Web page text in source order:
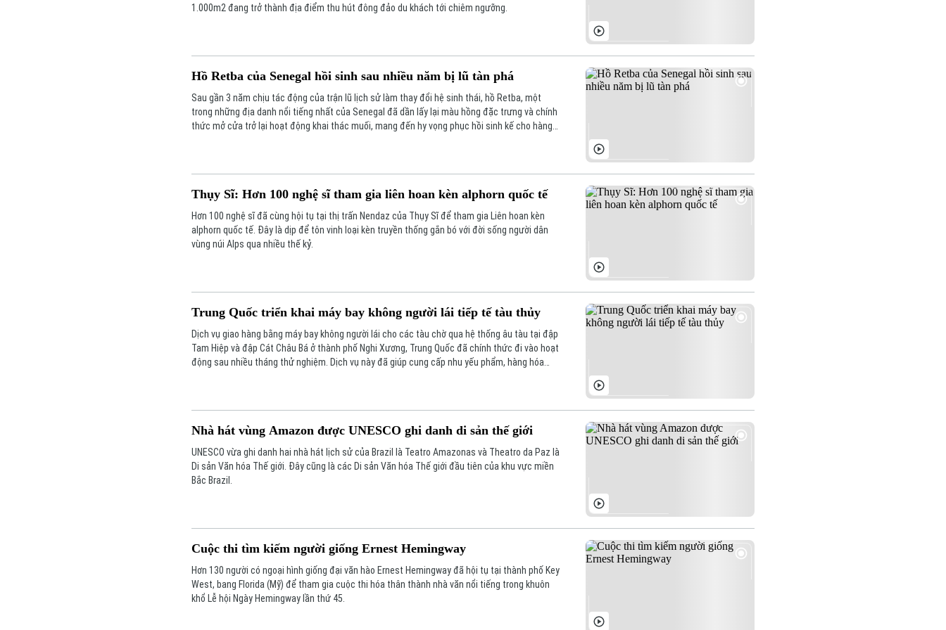
1.000m2 đang trở thành địa điểm thu hút đông đảo du khách tới chiêm ngưỡng.
Hồ Retba của Senegal hồi sinh sau nhiều năm bị lũ tàn phá
Sau gần 3 năm chịu tác động của trận lũ lịch sử làm thay đổi hệ sinh thái, hồ Retba, một
trong những địa danh nổi tiếng nhất của Senegal đã dần lấy lại màu hồng đặc trưng và chính
thức mở cửa trở lại hoạt động khai thác muối, mang đến hy vọng phục hồi sinh kế cho hàng
Thụy Sĩ: Hơn 100 nghệ sĩ tham gia liên hoan kèn alphorn quốc tế
Hơn 100 nghệ sĩ đã cùng hội tụ tại thị trấn Nendaz của Thụy Sĩ để tham gia Liên hoan kèn
alphorn quốc tế. Đây là dịp để tôn vinh loại kèn truyền thống gắn bó với đời sống người dân
vùng núi Alps qua nhiều thế kỷ.
Trung Quốc triển khai máy bay không người lái tiếp tế tàu thủy
Dịch vụ giao hàng bằng máy bay không người lái cho các tàu chờ qua hệ thống âu tàu tại đập
Tam Hiệp và đập Cát Châu Bá ở thành phố Nghi Xương, Trung Quốc đã chính thức đi vào hoạt
động sau nhiều tháng thử nghiệm. Dịch vụ này đã giúp cung cấp nhu yếu phẩm, hàng hóa
Nhà hát vùng Amazon được UNESCO ghi danh di sản thế giới
UNESCO vừa ghi danh hai nhà hát lịch sử của Brazil là Teatro Amazonas và Theatro da Paz là
Di sản Văn hóa Thế giới. Đây cũng là các Di sản Văn hóa Thế giới đầu tiên của khu vực miền
Bắc Brazil.
Cuộc thi tìm kiếm người giống Ernest Hemingway
Hơn 130 người có ngoại hình giống đại văn hào Ernest Hemingway đã hội tụ tại thành phố Key
West, bang Florida (Mỹ) để tham gia cuộc thi hóa thân thành nhà văn nổi tiếng trong khuôn
khổ Lễ hội Ngày Hemingway lần thứ 45.